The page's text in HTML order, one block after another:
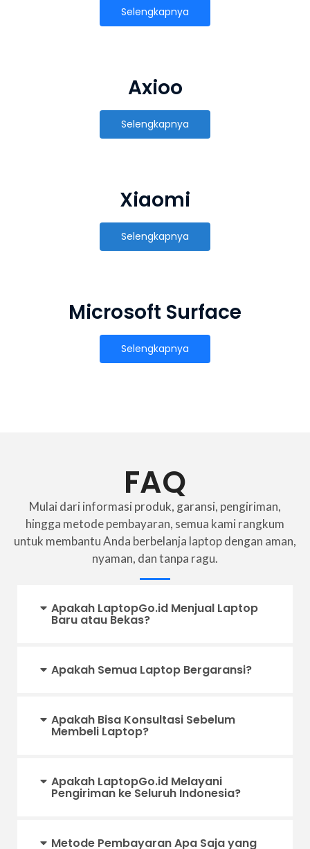
Selengkapnya
Axioo
Selengkapnya
Xiaomi
Selengkapnya
Microsoft Surface
Selengkapnya
FAQ
Mulai dari informasi produk, garansi, pengiriman,
hingga metode pembayaran, semua kami rangkum
untuk membantu Anda berbelanja laptop dengan aman,
nyaman, dan tanpa ragu.
Apakah LaptopGo.id Menjual Laptop
Baru atau Bekas?
Apakah Semua Laptop Bergaransi?
Apakah Bisa Konsultasi Sebelum
Membeli Laptop?
Apakah LaptopGo.id Melayani
Pengiriman ke Seluruh Indonesia?
Metode Pembayaran Apa Saja yang